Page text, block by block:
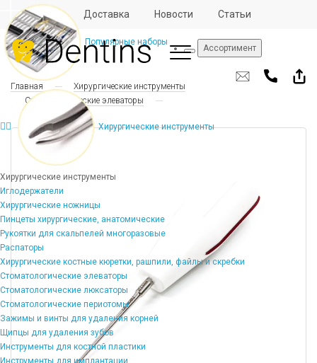
Отзывы Доставка Новости Статьи
Ассортимент
Популярные наборы
Хирургические инструменты
Хирургические инструменты
Иглодержатели
Хирургические ножницы
Пинцеты хирургические, анатомические
Рукоятки для скальпелей многоразовые
Распаторы
Хирургические костные кюретки, рашпили, файлы и скребки
Стоматологические элеваторы
Стоматологические люксаторы
Стоматологические периотомы
Зажимы и винты для удаления корней
Щипцы для удаления зубов
Инструменты для костной пластики
Инструменты для имплантации
Главная
Хирургические инструменты
Стоматологические элеваторы